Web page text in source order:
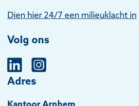
Dien hier 24/7 een milieuklacht in
Volg ons
Adres